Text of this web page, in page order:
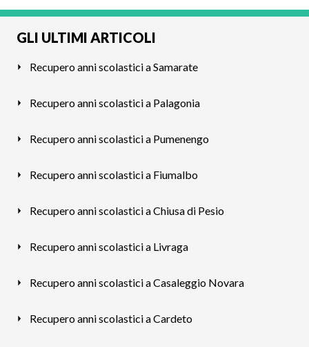
GLI ULTIMI ARTICOLI
Recupero anni scolastici a Samarate
Recupero anni scolastici a Palagonia
Recupero anni scolastici a Pumenengo
Recupero anni scolastici a Fiumalbo
Recupero anni scolastici a Chiusa di Pesio
Recupero anni scolastici a Livraga
Recupero anni scolastici a Casaleggio Novara
Recupero anni scolastici a Cardeto